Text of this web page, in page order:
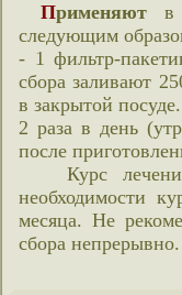
Применяют в
следующим
- 1 фильтр-
сбора заливают
в закрытой
2 раза в день
после
Курс лечения
необходимости
месяца. Не
сбора непрерывно.